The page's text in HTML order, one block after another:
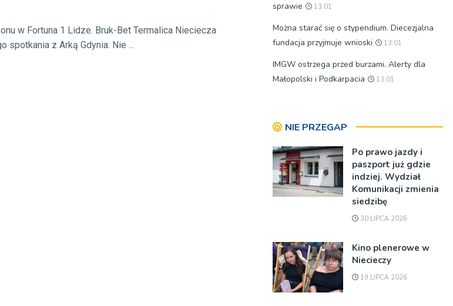
w Fortuna 1 Lidze. Bruk-Bet Termalica Nieciecza
z Arką Gdynia. Nie ...
sprawie
13:01
Można starać się o stypendium. Diecezjalna
fundacja przyjmuje wnioski
13:01
IMGW ostrzega przed burzami. Alerty dla
Małopolski i Podkarpacia
13:01
NIE PRZEGAP
Po prawo jazdy i
paszport już gdzie
indziej. Wydział
Komunikacji zmienia
siedzibę
30 LIPCA 2026
Kino plenerowe w
Niecieczy
19 LIPCA 2026